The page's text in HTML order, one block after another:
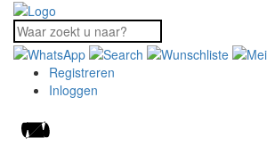
Registreren
Inloggen